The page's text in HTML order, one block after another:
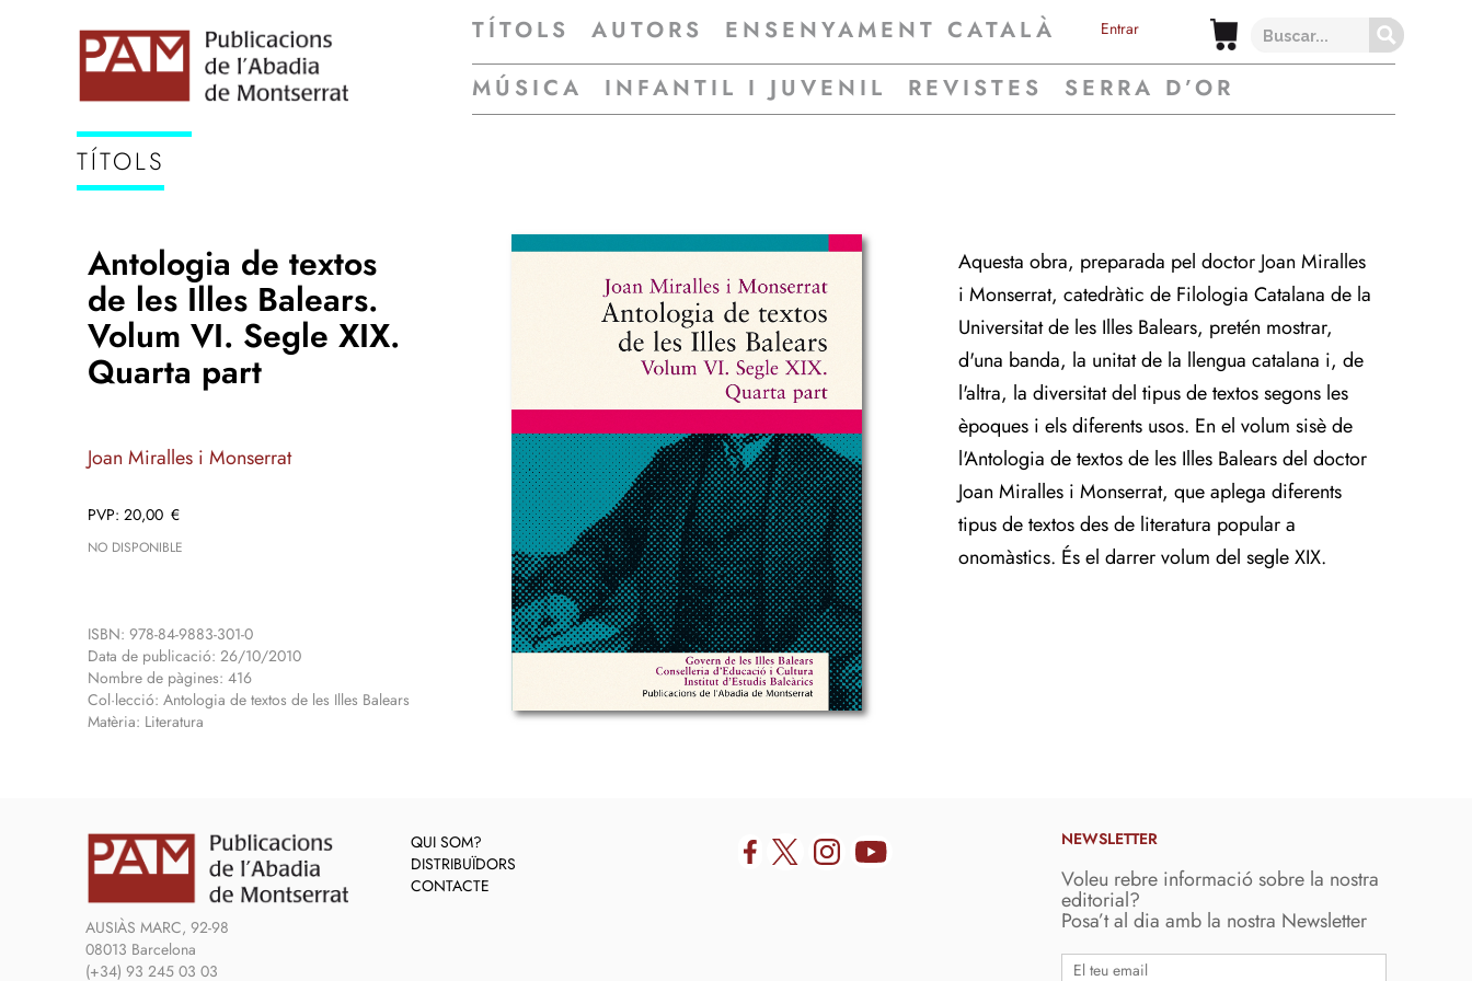
TÍTOLS AUTORS ENSENYAMENT CATALÀ Entrar
MÚSICA INFANTIL I JUVENIL REVISTES SERRA D’OR
TÍTOLS
Antologia de textos
de les Illes Balears.
Volum VI. Segle XIX.
Quarta part
Joan Miralles i Monserrat
20,00 €
NO DISPONIBLE
ISBN: 978-84-9883-301-0
Data de publicació: 26/10/2010
Nombre de pàgines: 416
Col·lecció: Antologia de textos de les Illes Balears
Matèria: Literatura
Aquesta obra, preparada pel doctor Joan Miralles
i Monserrat, catedràtic de Filologia Catalana de la
Universitat de les Illes Balears, pretén mostrar,
d'una banda, la unitat de la llengua catalana i, de
l'altra, la diversitat del tipus de textos segons les
èpoques i els diferents usos. En el volum sisè de
l'Antologia de textos de les Illes Balears del doctor
Joan Miralles i Monserrat, que aplega diferents
tipus de textos des de literatura popular a
onomàstics. És el darrer volum del segle XIX.
AUSIÀS MARC, 92-98
08013 Barcelona
(+34) 93 245 03 03
QUI SOM?
DISTRIBUÏDORS
CONTACTE
NEWSLETTER
Voleu rebre informació sobre la nostra
editorial?
Posa’t al dia amb la nostra Newsletter